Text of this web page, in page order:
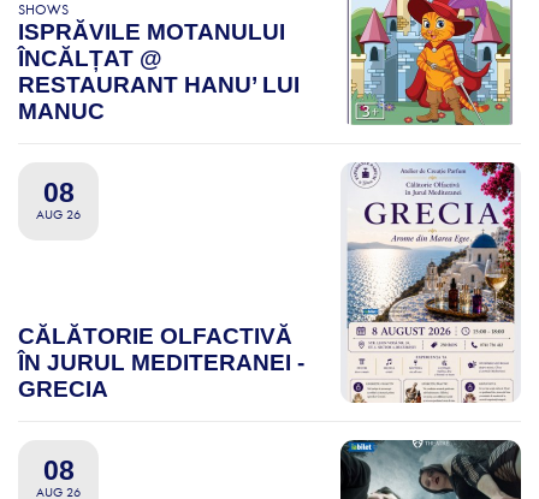
SHOWS
ISPRĂVILE MOTANULUI
ÎNCĂLȚAT @
RESTAURANT HANU’ LUI
MANUC
08
AUG 26
CĂLĂTORIE OLFACTIVĂ
ÎN JURUL MEDITERANEI -
GRECIA
08
AUG 26